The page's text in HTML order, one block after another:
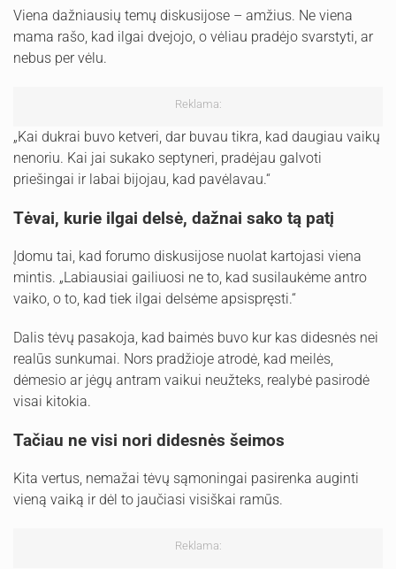
Viena dažniausių temų diskusijose – amžius. Ne viena
mama rašo, kad ilgai dvejojo, o vėliau pradėjo svarstyti, ar
nebus per vėlu.
Reklama:
„Kai dukrai buvo ketveri, dar buvau tikra, kad daugiau vaikų
nenoriu. Kai jai sukako septyneri, pradėjau galvoti
priešingai ir labai bijojau, kad pavėlavau.“
Tėvai, kurie ilgai delsė, dažnai sako tą patį
Įdomu tai, kad forumo diskusijose nuolat kartojasi viena
mintis. „Labiausiai gailiuosi ne to, kad susilaukėme antro
vaiko, o to, kad tiek ilgai delsėme apsispręsti.“
Dalis tėvų pasakoja, kad baimės buvo kur kas didesnės nei
realūs sunkumai. Nors pradžioje atrodė, kad meilės,
dėmesio ar jėgų antram vaikui neužteks, realybė pasirodė
visai kitokia.
Tačiau ne visi nori didesnės šeimos
Kita vertus, nemažai tėvų sąmoningai pasirenka auginti
vieną vaiką ir dėl to jaučiasi visiškai ramūs.
Reklama: